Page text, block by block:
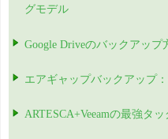
グモデル
Google Driveのバックアップ
エアギャップバックアップ
ARTESCA+Veeamの最強タッ